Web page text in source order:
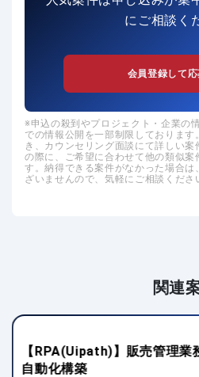
にご相談く
会員登録して
申込の殺到やプロジェクト・企業の
での情報公開を一部制限しておりま
き、カウンセリング面談にて詳しい
の際に、ご希望に合わせて他の類似
す。納得できる案件がなかった場合
ざいませんので、気軽にご相談くださ
関連
【RPA(Uipath)】販売管理業
自動化構築